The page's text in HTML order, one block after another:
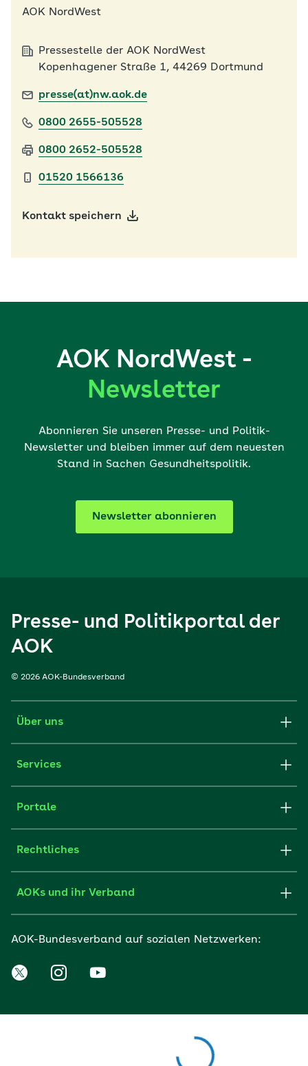
AOK NordWest
Pressestelle der AOK NordWest
Kopenhagener Straße 1, 44269 Dortmund
presse(at)nw.aok.de
0800 2655-505528
0800 2652-505528
01520 1566136
Kontakt speichern
AOK NordWest -
Newsletter
Abonnieren Sie unseren Presse- und Politik-
Newsletter und bleiben immer auf dem neuesten
Stand in Sachen Gesundheitspolitik.
Newsletter abonnieren
Presse- und Politikportal der
AOK
© 2026 AOK-Bundesverband
Über uns
Services
Portale
Rechtliches
AOKs und ihr Verband
AOK-Bundesverband auf sozialen Netzwerken: